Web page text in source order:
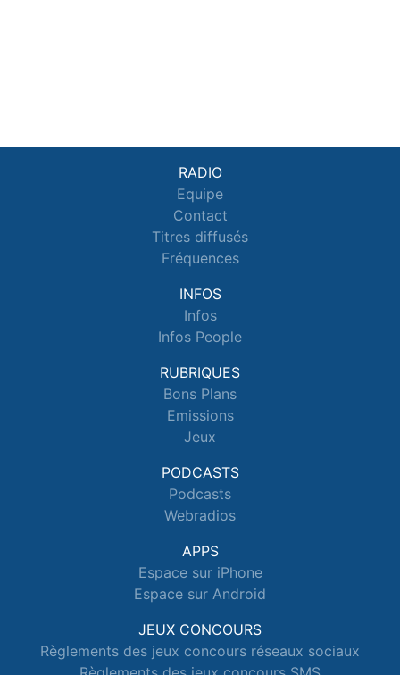
RADIO
Equipe
Contact
Titres diffusés
Fréquences
INFOS
Infos
Infos People
RUBRIQUES
Bons Plans
Emissions
Jeux
PODCASTS
Podcasts
Webradios
APPS
Espace sur iPhone
Espace sur Android
JEUX CONCOURS
Règlements des jeux concours réseaux sociaux